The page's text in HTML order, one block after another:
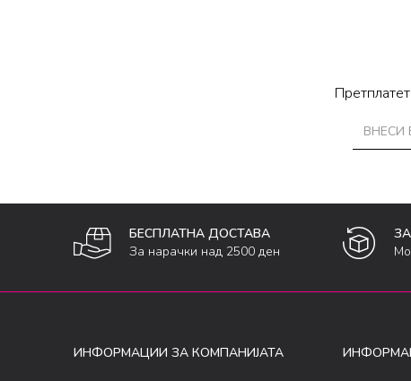
БЕСПЛАТНА ДОСТАВА
За нарачки над 2500 ден
ИНФОРМАЦИИ ЗА КОМПАНИЈАТА